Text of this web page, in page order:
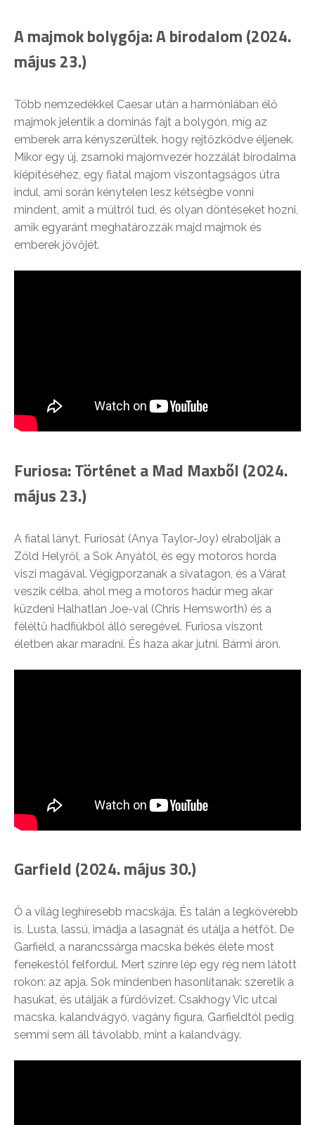
A majmok bolygója: A birodalom (2024.
május 23.)
Több nemzedékkel Caesar után a harmóniában élő
majmok jelentik a dominás fajt a bolygón, míg az
emberek arra kényszerültek, hogy rejtőzködve éljenek.
Mikor egy új, zsarnoki majomvezér hozzálát birodalma
kiépítéséhez, egy fiatal majom viszontagságos útra
indul, ami során kénytelen lesz kétségbe vonni
mindent, amit a múltról tud, és olyan döntéseket hozni,
amik egyaránt meghatározzák majd majmok és
emberek jövőjét.
Furiosa: Történet a Mad Maxből (2024.
május 23.)
A fiatal lányt, Furiosát (Anya Taylor-Joy) elrabolják a
Zöld Helyről, a Sok Anyától, és egy motoros horda
viszi magával. Végigporzanak a sivatagon, és a Várat
veszik célba, ahol meg a motoros hadúr meg akar
küzdeni Halhatlan Joe-val (Chris Hemsworth) és a
féléltű hadfiúkból álló seregével. Furiosa viszont
életben akar maradni. És haza akar jutni. Bármi áron.
Garfield (2024. május 30.)
Ő a világ leghíresebb macskája. És talán a legkövérebb
is. Lusta, lassú, imádja a lasagnát és utálja a hétfőt. De
Garfield, a narancssárga macska békés élete most
fenekestől felfordul. Mert színre lép egy rég nem látott
rokon: az apja. Sok mindenben hasonlítanak: szeretik a
hasukat, és utálják a fürdővizet. Csakhogy Vic utcai
macska, kalandvágyó, vagány figura, Garfieldtól pedig
semmi sem áll távolabb, mint a kalandvágy.